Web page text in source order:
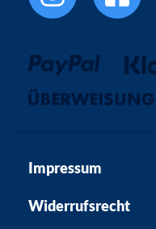
Impressum
Widerrufsrecht